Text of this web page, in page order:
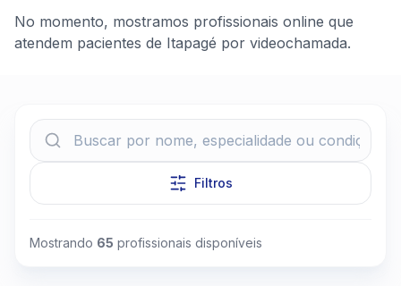
Clique para assistir
No momento, mostramos profissionais online que
atendem pacientes de Itapagé por videochamada.
Filtros
Mostrando 65 profissionais disponíveis